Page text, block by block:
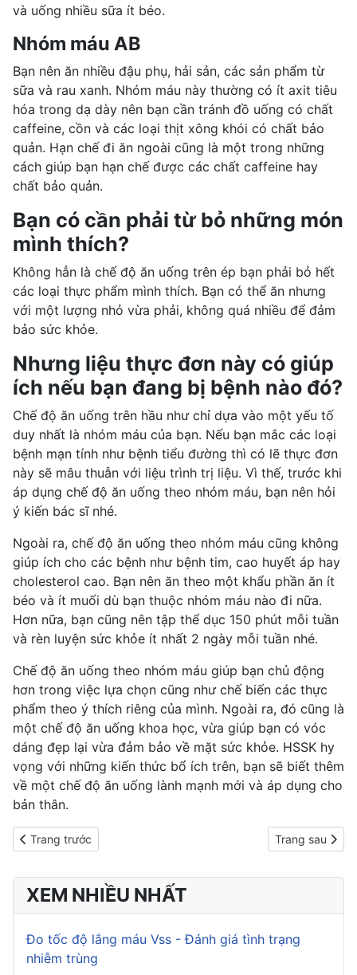
và uống nhiều sữa ít béo.
Nhóm máu AB
Bạn nên ăn nhiều đậu phụ, hải sản, các sản phẩm từ
sữa và rau xanh. Nhóm máu này thường có ít axit tiêu
hóa trong dạ dày nên bạn cần tránh đồ uống có chất
caffeine, cồn và các loại thịt xông khói có chất bảo
quản. Hạn chế đi ăn ngoài cũng là một trong những
cách giúp bạn hạn chế được các chất caffeine hay
chất bảo quản.
Bạn có cần phải từ bỏ những món
mình thích?
Không hẳn là chế độ ăn uống trên ép bạn phải bỏ hết
các loại thực phẩm mình thích. Bạn có thể ăn nhưng
với một lượng nhỏ vừa phải, không quá nhiều để đảm
bảo sức khỏe.
Nhưng liệu thực đơn này có giúp
ích nếu bạn đang bị bệnh nào đó?
Chế độ ăn uống trên hầu như chỉ dựa vào một yếu tố
duy nhất là nhóm máu của bạn. Nếu bạn mắc các loại
bệnh mạn tính như bệnh tiểu đường thì có lẽ thực đơn
này sẽ mâu thuẫn với liệu trình trị liệu. Vì thế, trước khi
áp dụng chế độ ăn uống theo nhóm máu, bạn nên hỏi
ý kiến bác sĩ nhé.
Ngoài ra, chế độ ăn uống theo nhóm máu cũng không
giúp ích cho các bệnh như bệnh tim, cao huyết áp hay
cholesterol cao. Bạn nên ăn theo một khẩu phần ăn ít
béo và ít muối dù bạn thuộc nhóm máu nào đi nữa.
Hơn nữa, bạn cũng nên tập thể dục 150 phút mỗi tuần
và rèn luyện sức khỏe ít nhất 2 ngày mỗi tuần nhé.
Chế độ ăn uống theo nhóm máu giúp bạn chủ động
hơn trong việc lựa chọn cũng như chế biến các thực
phẩm theo ý thích riêng của mình. Ngoài ra, đó cũng là
một chế độ ăn uống khoa học, vừa giúp bạn có vóc
dáng đẹp lại vừa đảm bảo về mặt sức khỏe. HSSK hy
vọng với những kiến thức bổ ích trên, bạn sẽ biết thêm
về một chế độ ăn uống lành mạnh mới và áp dụng cho
bản thân.
Previous article: Chế độ ăn sirtfood: Áp dụng đúng mới giảm
Trang trước Next article: 7
Trang sau
XEM NHIỀU NHẤT
Đo tốc độ lắng máu Vss - Đánh giá tình trạng
nhiễm trùng